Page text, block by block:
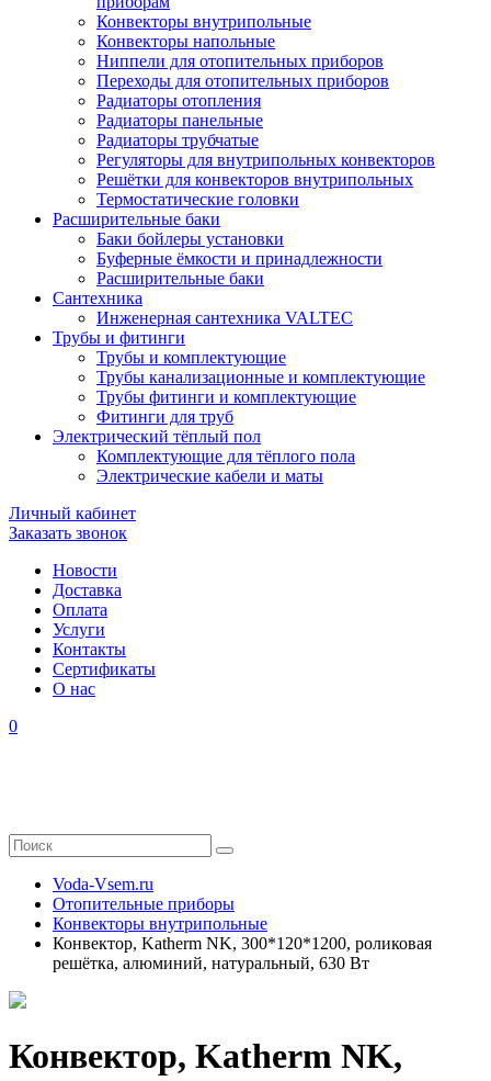
Конвекторы внутрипольные
Конвекторы напольные
Ниппели для отопительных приборов
Переходы для отопительных приборов
Радиаторы отопления
Радиаторы панельные
Радиаторы трубчатые
Регуляторы для внутрипольных конвекторов
Решётки для конвекторов внутрипольных
Термостатические головки
Расширительные баки
Баки бойлеры установки
Буферные ёмкости и принадлежности
Расширительные баки
Сантехника
Инженерная сантехника VALTEC
Трубы и фитинги
Трубы и комплектующие
Трубы канализационные и комплектующие
Трубы фитинги и комплектующие
Фитинги для труб
Электрический тёплый пол
Комплектующие для тёплого пола
Электрические кабели и маты
Личный кабинет
Заказать звонок
Новости
Доставка
Оплата
Услуги
Контакты
Cертификаты
О нас
0
Voda-Vsem.ru
Отопительные приборы
Конвекторы внутрипольные
Конвектор, Katherm NK, 300*120*1200, роликовая
решётка, алюминий, натуральный, 630 Вт
Конвектор, Katherm NK,